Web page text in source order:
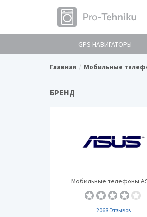
GPS-НАВИГАТОРЫ
Главная Мобильные
БРЕНД
Мобильные телефоны
2068 Отзывов